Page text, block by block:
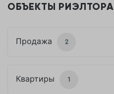
ОБЪЕКТЫ РИЭЛТОРА
Продажа 2
Квартиры 1